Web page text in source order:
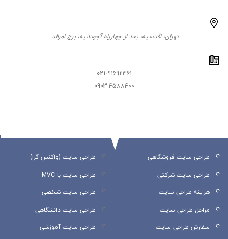
تهران، اقدسیه، بعد از چهارراه آجودانیه، برج امرالد
021-91692361
0903-4588400
طراحی سایت فروشگاهی
طراحی سایت شرکتی
هزینه طراحی سایت
مراحل طراحی سایت
سفارش طراحی سایت
طراحی سایت (واکنس گرا)
طراحی سایت با MVC
طراحی سایت شخصی
طراحی سایت دانشگاهی
طراحی سایت آموزشی